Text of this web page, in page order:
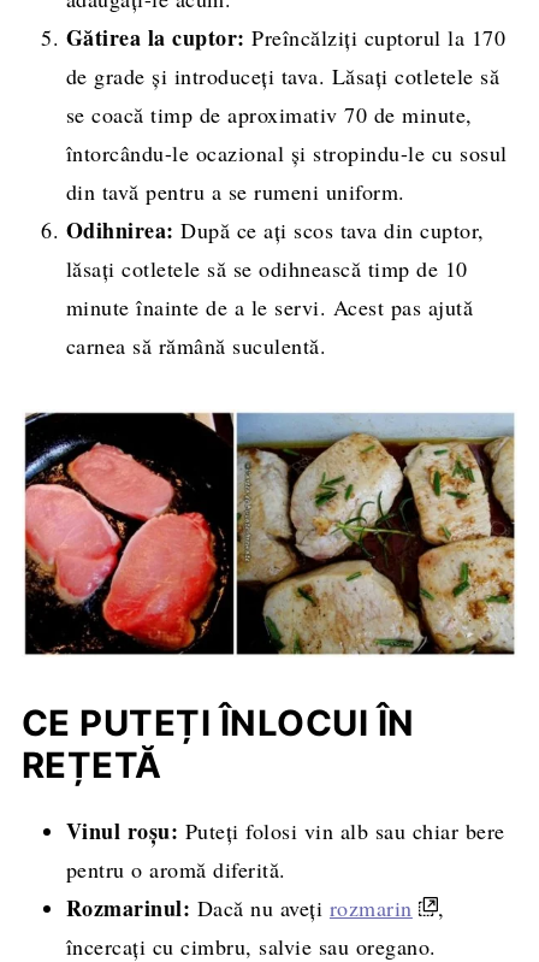
Gătirea la cuptor: Preîncălziți cuptorul la 170
de grade și introduceți tava. Lăsați cotletele să
se coacă timp de aproximativ 70 de minute,
întorcându-le ocazional și stropindu-le cu sosul
din tavă pentru a se rumeni uniform.
Odihnirea: După ce ați scos tava din cuptor,
lăsați cotletele să se odihnească timp de 10
minute înainte de a le servi. Acest pas ajută
carnea să rămână suculentă.
CE PUTEȚI ÎNLOCUI ÎN
REȚETĂ
Vinul roșu: Puteți folosi vin alb sau chiar bere
pentru o aromă diferită.
Rozmarinul: Dacă nu aveți rozmarin
,
încercați cu cimbru, salvie sau oregano.